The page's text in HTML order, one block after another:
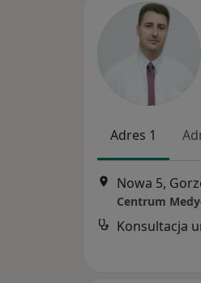
Adres 1
Nowa 5,
Konsultacja